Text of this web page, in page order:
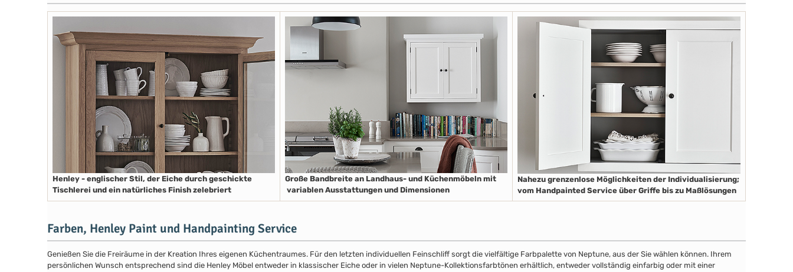
Henley - englischer Stil, der Eiche durch geschickte
Tischlerei und ein natürliches Finish zelebriert
Große Bandbreite an Landhaus- und Küchenmöbeln mit
variablen Ausstattungen und Dimensionen
Nahezu grenzenlose Möglichkeiten der Individualisierung;
vom Handpainted Service über Griffe bis zu Maßlösungen
Farben, Henley Paint und Handpainting Service
Genießen Sie die Freiräume in der Kreation Ihres eigenen Küchentraumes. Für den letzten individuellen Feinschliff sorgt die vielfältige Farbpalette von Neptune, aus der Sie wählen können. Ihrem
persönlichen Wunsch entsprechend sind die Henley Möbel entweder in klassischer Eiche oder in vielen Neptune-Kollektionsfarbtönen erhältlich, entweder vollständig einfarbig oder mit einer